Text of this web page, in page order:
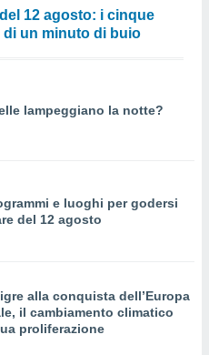
12 agosto: i cinque
di un minuto di buio
lampeggiano la notte?
e luoghi per godersi
del 12 agosto
alla conquista dell’Europa
il cambiamento climatico
proliferazione